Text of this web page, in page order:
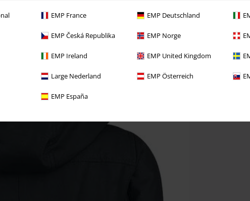
EMP France EMP Deutschland
EMP Česká Republika EMP Norge
EMP Ireland EMP United Kingdom
Large Nederland EMP Österreich
EMP España